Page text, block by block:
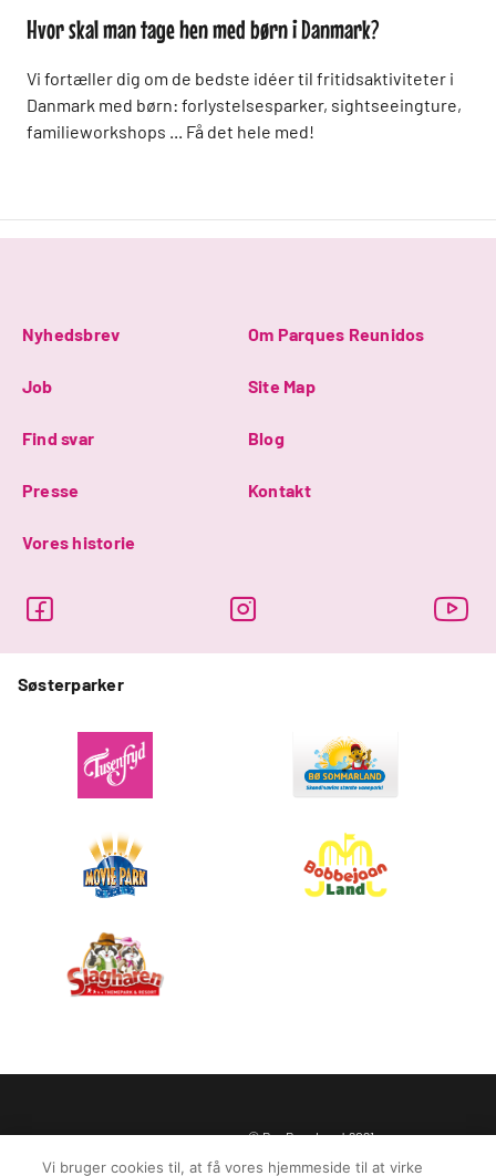
Hvor skal man tage hen med børn i Danmark?
Vi fortæller dig om de bedste idéer til fritidsaktiviteter i
Danmark med børn: forlystelsesparker, sightseeingture,
familieworkshops ... Få det hele med!
Nyhedsbrev Om Parques Reunidos
Job Site Map
Find svar Blog
Presse Kontakt
Vores historie
Søsterparker
Privatlivspolitik
Juridiske oplysninger
© BonBon-Land 2021
Vi bruger cookies til, at få vores hjemmeside til at virke